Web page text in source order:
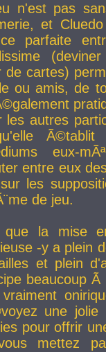
n'est pas
et
parfaite
de cartes)
ou amis, de
les autres
eux-
entre eux
les
de jeu.
que la mise
-y a plein
et plein
beaucoup
une
pour offrir
mettez